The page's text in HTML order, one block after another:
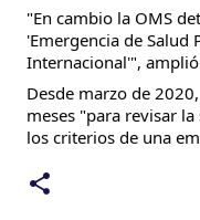
"En cambio la OMS
'Emergencia de Salud
Internacional'",
Desde marzo de
meses "para revisar
los criterios de una